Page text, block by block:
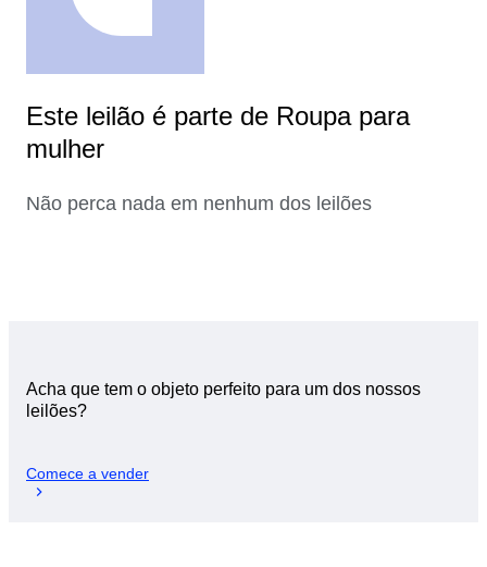
Este leilão é parte de Roupa para
mulher
Não perca nada em nenhum dos leilões
Acha que tem o objeto perfeito para um dos nossos
leilões?
Comece a vender